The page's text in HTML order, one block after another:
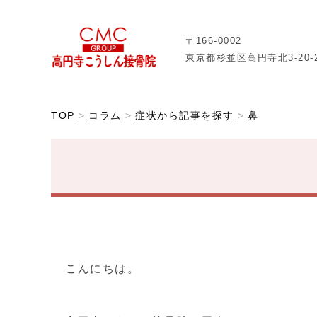
〒166-0002
東京都杉並区高円寺北3-20-
TOP コラム 症状から記事を探す 鼻
こんにちは。